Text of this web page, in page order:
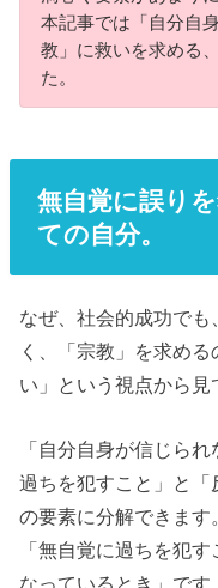
本記事では「自分自
教」に救いを求める
た。
無自覚に誤り
ての自分。
なぜ、社会的成功で
く、「宗教」を求める
い」という視点から見
「自分自身が信じら
過ちを犯すこと」 と
の要素に分解できます
「無自覚に過ちを犯
なっているとき」 です